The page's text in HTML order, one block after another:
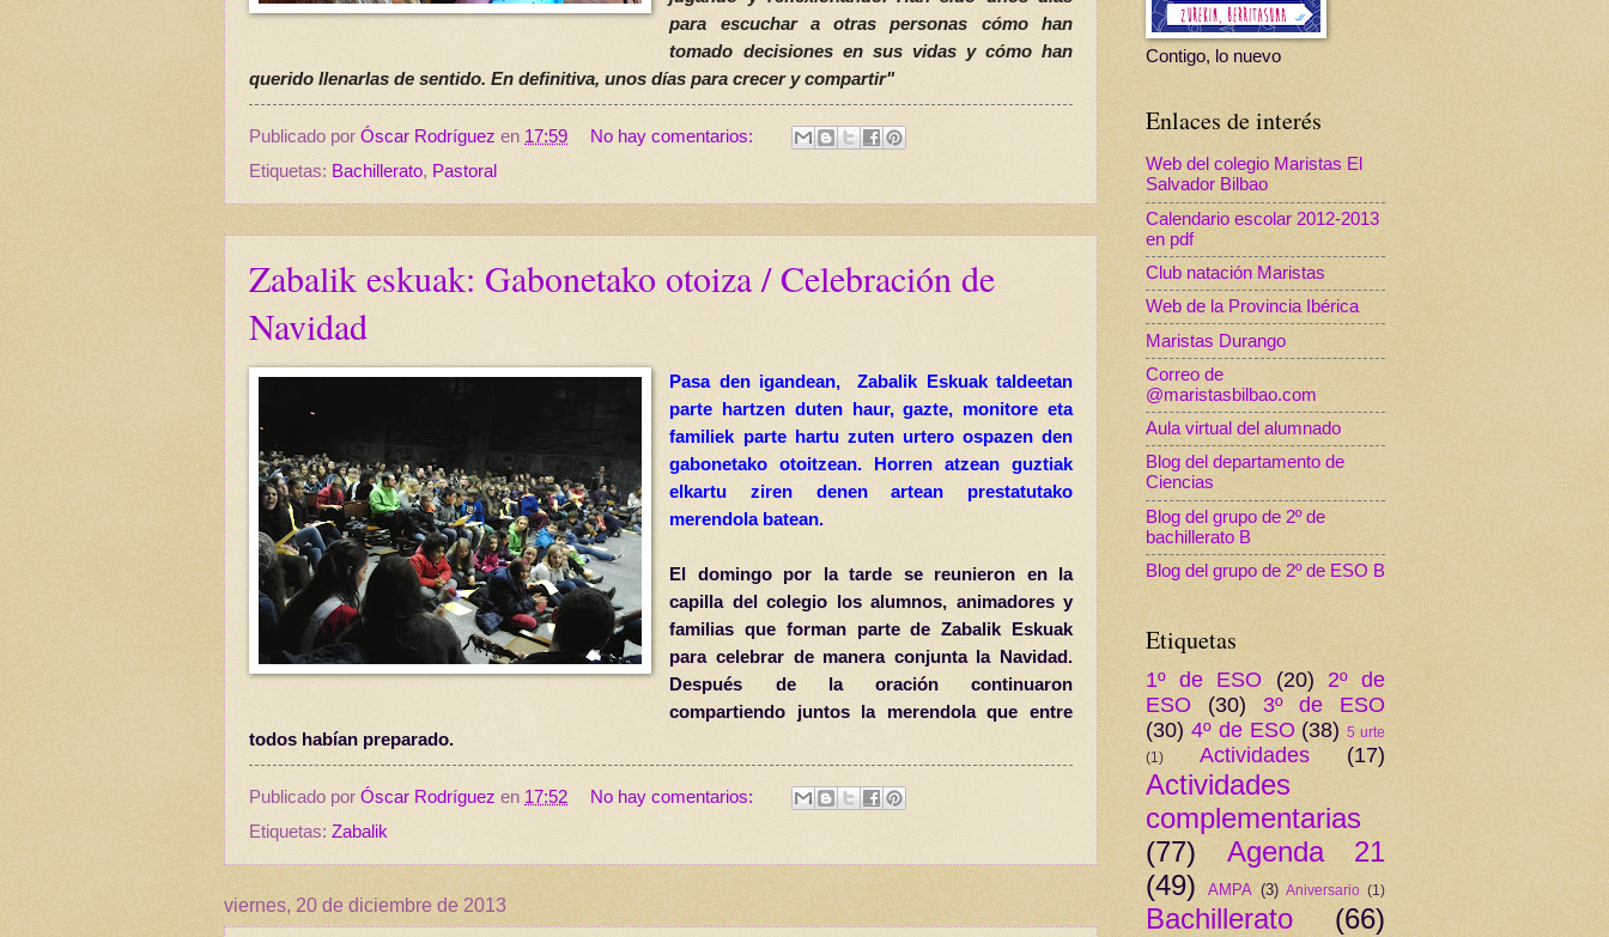
para escuchar a otras personas cómo han
tomado decisiones en sus vidas y cómo han
querido llenarlas de sentido. En definitiva, unos días para crecer y compartir"
Publicado por Óscar Rodríguez en 17:59
No hay comentarios:
Etiquetas: Bachillerato, Pastoral
Zabalik eskuak: Gabonetako otoiza / Celebración de
Navidad
Pasa den igandean, Zabalik Eskuak taldeetan
parte hartzen duten haur, gazte, monitore eta
familiek parte hartu zuten urtero ospazen den
gabonetako otoitzean. Horren atzean guztiak
elkartu ziren denen artean prestatutako
merendola batean.
El domingo por la tarde se reunieron en la
capilla del colegio los alumnos, animadores y
familias que forman parte de Zabalik Eskuak
para celebrar de manera conjunta la Navidad.
Después de la oración continuaron
compartiendo juntos la merendola que entre
todos habían preparado.
Publicado por Óscar Rodríguez en 17:52
No hay comentarios:
Etiquetas: Zabalik
viernes, 20 de diciembre de 2013
Contigo, lo nuevo
Enlaces de interés
Web del colegio Maristas El
Salvador Bilbao
Calendario escolar 2012-2013
en pdf
Club natación Maristas
Web de la Provincia Ibérica
Maristas Durango
Correo de
@maristasbilbao.com
Aula virtual del alumnado
Blog del departamento de
Ciencias
Blog del grupo de 2º de
bachillerato B
Blog del grupo de 2º de ESO B
Etiquetas
1º de ESO (20) 2º de
ESO
(30)
3º de ESO
(30) 4º de ESO (38) 5 urte
(1)
Actividades (17)
Actividades
complementarias
(77)
Agenda 21
(49)
AMPA (3) Aniversario (1)
Bachillerato (66)